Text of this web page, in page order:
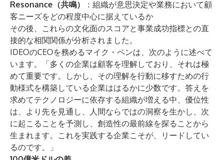
Resonance（共鳴）
：組織が意思決定や業務において顧
客ニーズをどの程度中心に据えているか
その後、これらの文化面のスコアと事業成功指標との直
接的な相関関係が分析されました。
IDEOのCEOを務めるマイク・ペンは、次のように述べて
います。「多くの企業は顧客を理解しており、それは極
めて重要です。しかし、その理解を行動に移すための行
動様式を構築している企業ははるかに少数です。答えを
求めてテクノロジーに依存する組織が増える中、優位性
は、より先を見通し、人間ならではの洞察を生かし、次
に起こることを予測し、創造性の最前線を探ることから
生まれます。これを実践する企業こそが、リードしてい
るのです。」